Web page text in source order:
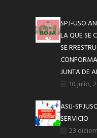
SPJ-USO
LA QUE SE
SE
JUNTA DE
10 julio,
ASIJ-
SERVICIO
23